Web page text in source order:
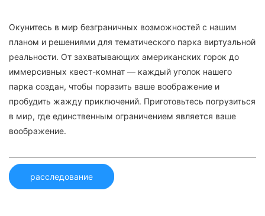
Окунитесь в мир безграничных возможностей с нашим
планом и решениями для тематического парка виртуальной
реальности. От захватывающих американских горок до
иммерсивных квест-комнат — каждый уголок нашего
парка создан, чтобы поразить ваше воображение и
пробудить жажду приключений. Приготовьтесь погрузиться
в мир, где единственным ограничением является ваше
воображение.
расследование